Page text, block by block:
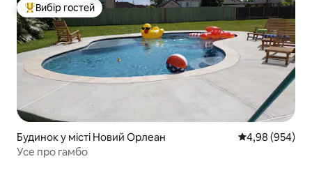
Топ вибір гостей
Вибір гостей
Будинок у місті Новий Орлеан Середня
4,98 (954)
Усе про гамбо